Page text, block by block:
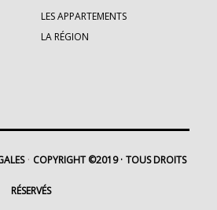
LES APPARTEMENTS
LA RÉGION
COPYRIGHT ©2019 TOUS DROITS
RÉSERVÉS